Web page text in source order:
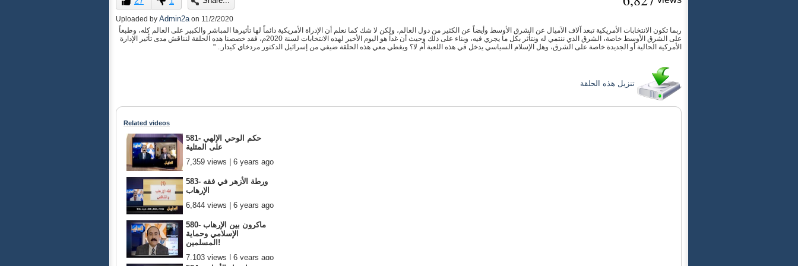
of
0
seconds Volume
90%
Uploaded by Admin2a on 11/2/2020
ربما تكون الانتخابات الأمريكية تبعد آلاف الآميال عن الشرق الأوسط وأيضاً عن الكثير من دول العالم، ولكن لا شك كما نعلم أن الإدراة الأمريكية دائماً لها تأثيرها المباشر والكبير على العالم كله، وطبعاً
على الشرق الأوسط خاصة، الشرق الذي ننتمي له ونتأثر بكل ما يجري فيه، وبناء على ذلك وحيث أن غداً هو اليوم الأخير لهذه الانتخابات لسنة 2020م، فقد خصصنا هذه الحلقة لنناقش مدى تأثير الإدارة
الأمركية الحالية أو الجديدة خاصة على الشرق، وهل الإسلام السياسي يدخل في هذه اللعبة أم لا؟ ويغطي معي هذه الحلقة ضيفي من إسرائيل الدكتور مردخاي كيدار.. "
تنزيل هذه الحلقة
Related videos
581- حكم الوحي الإلهي
على المثلية
7,359 views | 6 years ago
583- ورطة الأزهر في فقه
الإرهاب
6,844 views | 6 years ago
580- ماكرون بين الإرهاب
الإسلامي وحماية
المسلمين!
7,103 views | 6 years ago